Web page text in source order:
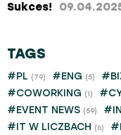
Sukces!​
TAGS
#PL (79) #ENG (5)
#COWORKING (1)
#EVENT NEWS (59)
#IT W LICZBACH (6)